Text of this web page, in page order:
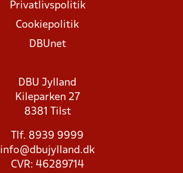
Privatlivspolitik
Cookiepolitik
DBUnet
DBU Jylland
Kileparken 27
8381 Tilst
Tlf. 8939 9999
info@dbujylland.dk
CVR: 46289714